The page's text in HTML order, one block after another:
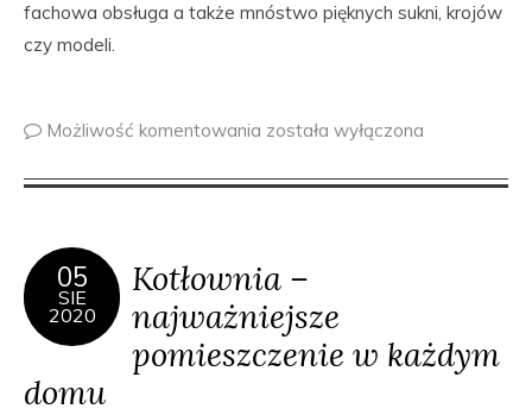
fachowa obsługa a także mnóstwo pięknych sukni, krojów
czy modeli.
Możliwość komentowania została wyłączona
05
SIE
2020
Kotłownia –
najważniejsze
pomieszczenie w każdym
domu